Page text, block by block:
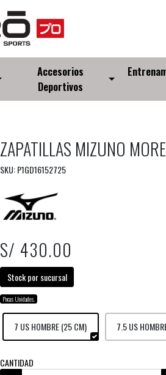
Accesorios
Deportivos
ZAPATILLAS MIZUNO
SKU: P1GD16152725
S/ 430.00
Stock por sucursal
Pocas Unidades.
7 US HOMBRE (25 CM) 7.5 US
CANTIDAD